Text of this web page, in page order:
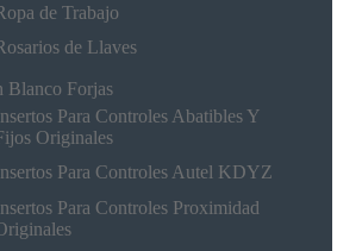
de Trabajo
de Llaves
Blanco Forjas
Para Controles Abatibles Y
Originales
Para Controles Autel KDYZ
Para Controles Proximidad